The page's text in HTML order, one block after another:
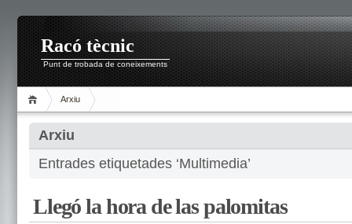
Racó tècnic
Punt de trobada de coneixements
Arxiu
Arxiu
Entrades etiquetades ‘Multimedia’
Llegó la hora de las palomitas